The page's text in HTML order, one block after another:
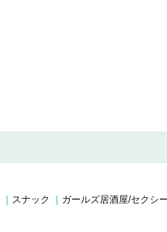
スナック
ガールズ居酒屋/セクシ